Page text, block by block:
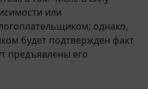
или
однако,
будет подтвержден факт
предъявлены его